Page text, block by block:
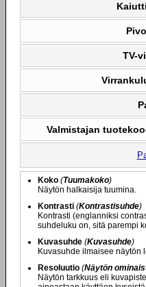
TV-
Valmistajan
Koko (Tuumakoko)
Näytön halkaisija tuumina.
Kontrasti (Kontrastisuhde)
Kontrasti (englanniksi
suhdeluku on, sitä parempi
Kuvasuhde (Kuvasuhde)
Kuvasuhde ilmaisee näytön
Resoluutio (Näytön
Näytön tarkkuus eli